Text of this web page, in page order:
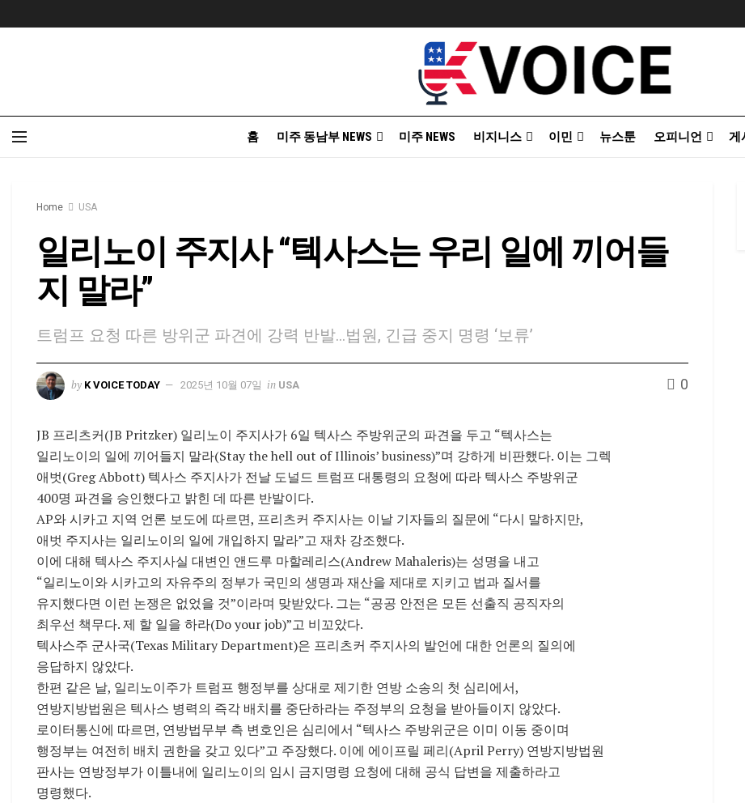
홈 미주 동남부 NEWS 미주 NEWS 비지니스 이민 뉴스툰 오피니언 게
Home USA
일리노이 주지사 “텍사스는 우리 일에 끼어들
지 말라”
트럼프 요청 따른 방위군 파견에 강력 반발…법원, 긴급 중지 명령 ‘보류’
by K VOICE TODAY 2025년 10월 07일 in USA 0
JB 프리츠커(JB Pritzker) 일리노이 주지사가 6일 텍사스 주방위군의 파견을 두고 “텍사스는
일리노이의 일에 끼어들지 말라(Stay the hell out of Illinois’ business)”며 강하게 비판했다. 이는 그렉
애벗(Greg Abbott) 텍사스 주지사가 전날 도널드 트럼프 대통령의 요청에 따라 텍사스 주방위군
400명 파견을 승인했다고 밝힌 데 따른 반발이다.
AP와 시카고 지역 언론 보도에 따르면, 프리츠커 주지사는 이날 기자들의 질문에 “다시 말하지만,
애벗 주지사는 일리노이의 일에 개입하지 말라”고 재차 강조했다.
이에 대해 텍사스 주지사실 대변인 앤드루 마할레리스(Andrew Mahaleris)는 성명을 내고
“일리노이와 시카고의 자유주의 정부가 국민의 생명과 재산을 제대로 지키고 법과 질서를
유지했다면 이런 논쟁은 없었을 것”이라며 맞받았다. 그는 “공공 안전은 모든 선출직 공직자의
최우선 책무다. 제 할 일을 하라(Do your job)”고 비꼬았다.
텍사스주 군사국(Texas Military Department)은 프리츠커 주지사의 발언에 대한 언론의 질의에
응답하지 않았다.
한편 같은 날, 일리노이주가 트럼프 행정부를 상대로 제기한 연방 소송의 첫 심리에서,
연방지방법원은 텍사스 병력의 즉각 배치를 중단하라는 주정부의 요청을 받아들이지 않았다.
로이터통신에 따르면, 연방법무부 측 변호인은 심리에서 “텍사스 주방위군은 이미 이동 중이며
행정부는 여전히 배치 권한을 갖고 있다”고 주장했다. 이에 에이프릴 페리(April Perry) 연방지방법원
판사는 연방정부가 이틀내에 일리노이의 임시 금지명령 요청에 대해 공식 답변을 제출하라고
명령했다.